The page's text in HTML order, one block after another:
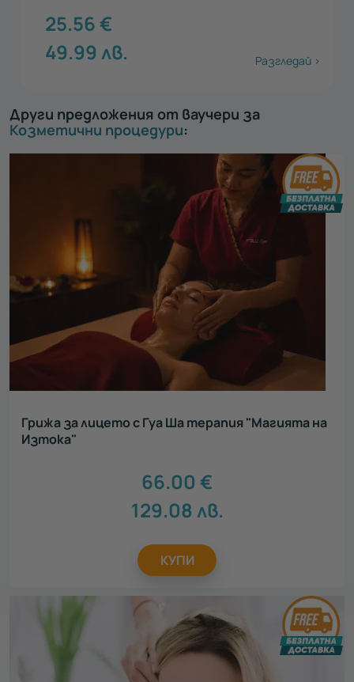
25.56€
49.99 лв. Разгледай >
Други предложения от ваучери за
Козметични процедури:
Грижа за лицето с Гуа Ша терапия "Магията на
Изтока"
66.00 €
129.08 лв.
КУПИ